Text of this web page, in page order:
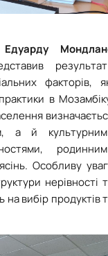
факторів,
в
а й
Особливу
нерівності
вибір продуктів